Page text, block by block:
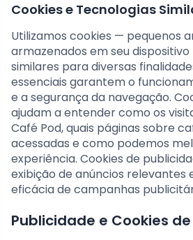
Cookies e Tecnologias
Utilizamos cookies — pequenos
armazenados em seu
similares para diversas
essenciais garantem o
e a segurança da navegação.
ajudam a entender como os
Café Pod, quais páginas sobre
acessadas e como podemos
experiência. Cookies de
exibição de anúncios relevantes
eficácia de campanhas
Publicidade e Cookies